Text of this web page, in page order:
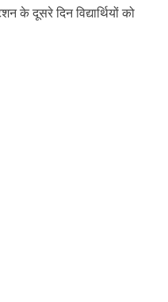
के दूसरे दिन विद्यार्थियों को